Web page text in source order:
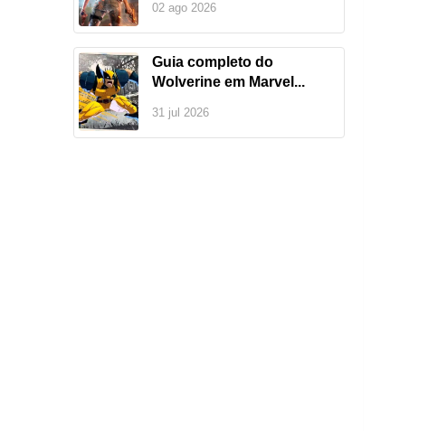
02 ago 2026
Guia completo do
Wolverine em Marvel...
31 jul 2026